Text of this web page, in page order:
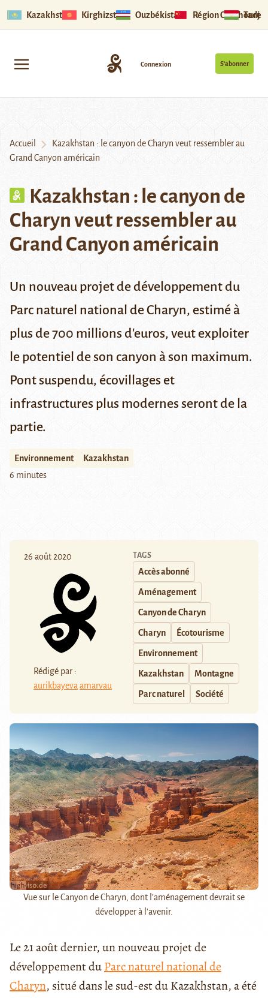
Kazakhstan Kirghizstan Ouzbékistan Région Ouïghoure
S’abonner
Connexion
Accueil
Kazakhstan : le canyon de Charyn veut ressembler au
Grand Canyon américain
Kazakhstan : le canyon de
Charyn veut ressembler au
Grand Canyon américain
Un nouveau projet de développement du
Parc naturel national de Charyn, estimé à
plus de 700 millions d'euros, veut exploiter
le potentiel de son canyon à son maximum.
Pont suspendu, écovillages et
infrastructures plus modernes seront de la
partie.
Environnement
Kazakhstan
6 minutes
26 août 2020
Rédigé par :
aurikbayeva amarvau
TAGS
Accès abonné
Aménagement
Canyon de Charyn
Charyn Écotourisme
Environnement
Kazakhstan Montagne
Parc naturel Société
Vue sur le Canyon de Charyn, dont l'aménagement devrait se
développer à l'avenir.
Le 21 août dernier, un nouveau projet de
développement duParc naturel national de
Charyn, situé dans le sud-est du Kazakhstan, a été